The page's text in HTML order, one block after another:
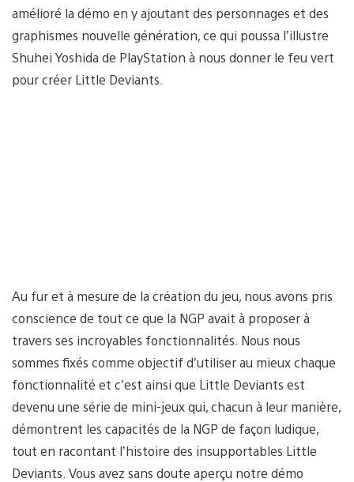
amélioré la démo en y ajoutant des personnages et des
graphismes nouvelle génération, ce qui poussa l’illustre
Shuhei Yoshida de PlayStation à nous donner le feu vert
pour créer Little Deviants.
Au fur et à mesure de la création du jeu, nous avons pris
conscience de tout ce que la NGP avait à proposer à
travers ses incroyables fonctionnalités. Nous nous
sommes fixés comme objectif d’utiliser au mieux chaque
fonctionnalité et c’est ainsi que Little Deviants est
devenu une série de mini-jeux qui, chacun à leur manière,
démontrent les capacités de la NGP de façon ludique,
tout en racontant l’histoire des insupportables Little
Deviants. Vous avez sans doute aperçu notre démo